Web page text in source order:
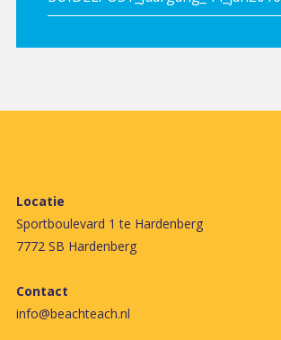
Locatie
Sportboulevard 1 te Hardenberg
7772 SB Hardenberg
Contact
info@beachteach.nl